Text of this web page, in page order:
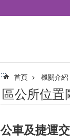
::: 首頁 機關介紹
區公所位置
公車及捷運